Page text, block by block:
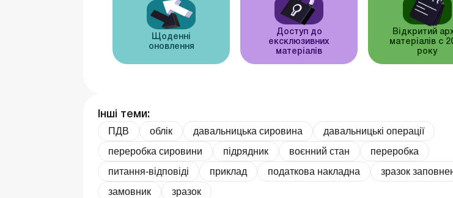
Щоденні
оновлення
Доступ до
ексклюзивних
матеріалів
Відкритий
матеріалів c
року
Інші теми:
ПДВ облік давальницька сировина
давальницькі операції
переробка сировини
підрядник воєнний стан
переробка
питання-відповіді
приклад податкова накладна
зразок
замовник
зразок